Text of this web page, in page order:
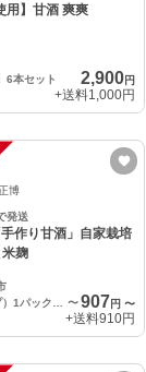
用】甘酒 爽爽
6本セット
2,900円
+送料1,000円
博
発送
作り甘酒」自家栽培
麹
〜 907円〜
+送料910円